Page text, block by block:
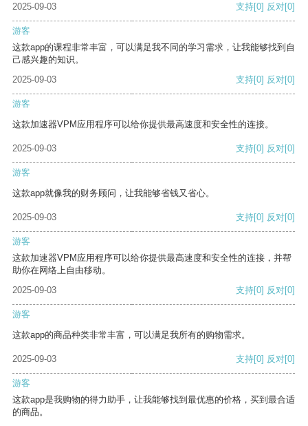
2025-09-03 支持[0] 反对[0]
游客
这款app的课程非常丰富，可以满足我不同的学习需求，让我能够找到自
己感兴趣的知识。
2025-09-03
支持[0] 反对[0]
游客
这款加速器VPM应用程序可以给你提供最高速度和安全性的连接。
2025-09-03 支持[0] 反对[0]
游客
这款app就像我的财务顾问，让我能够省钱又省心。
2025-09-03 支持[0] 反对[0]
游客
这款加速器VPM应用程序可以给你提供最高速度和安全性的连接，并帮
助你在网络上自由移动。
2025-09-03
支持[0] 反对[0]
游客
这款app的商品种类非常丰富，可以满足我所有的购物需求。
2025-09-03 支持[0] 反对[0]
游客
这款app是我购物的得力助手，让我能够找到最优惠的价格，买到最合适
的商品。